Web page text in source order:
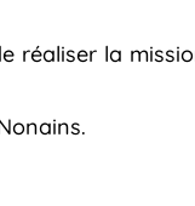
réaliser la